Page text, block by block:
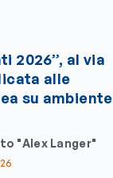
2026”, al via
alle
su ambiente
"Alex Langer"